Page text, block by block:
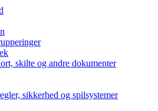
skilte og andre dokumenter
sikkerhed og spilsystemer